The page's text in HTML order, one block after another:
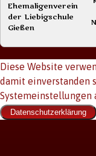
Ehemaligenverein
der Liebigschule
Gießen
Diese Website
damit einverstanden
Systemeinstellungen
Datenschutzerklärung